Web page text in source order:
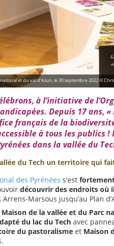
et du val d’Azun, le 30 septembre 2022 ©
à l’initiative de
Depuis 17 ans,
français de la
à tous les publics
dans la vallée du
du Tech un territoire qui
des Pyrénées s'est
découvrir des endroits où
Marsous jusqu’au Plan
Maison de la vallée et du Parc
du lac du Tech avec
du pastoralisme et Maison